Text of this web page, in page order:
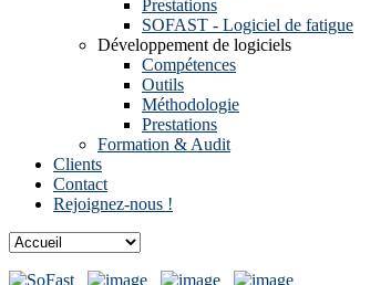
Prestations
SOFAST - Logiciel de fatigue
Développement de logiciels
Compétences
Outils
Méthodologie
Prestations
Formation & Audit
Clients
Contact
Rejoignez-nous !